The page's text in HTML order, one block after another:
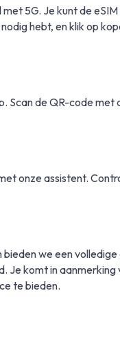
5G. Je kunt de
hebt, en klik op
de QR-code
onze assistent.
we een
Je komt in
te bieden.